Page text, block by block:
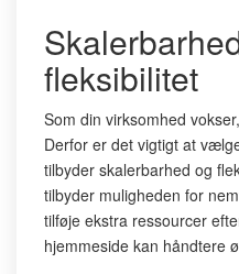
fleksibilitet
Som din virksomhed
Derfor er det vigtigt at
tilbyder skalerbarhed og
tilbyder muligheden for
tilføje ekstra ressourcer
hjemmeside kan håndtere